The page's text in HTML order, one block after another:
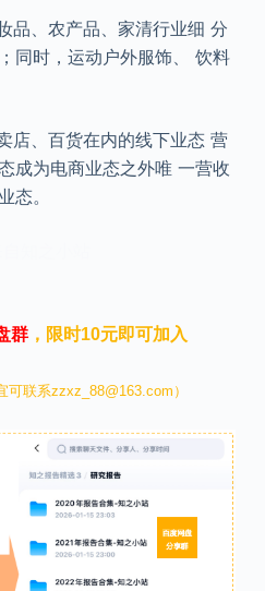
品、农产品、家清行业细 分
同时，运动户外服饰、 饮料
店、百货在内的线下业态 营
成为电商业态之外唯 一营收
态。
群，限时10元即可加入
可联系zzxz_88@163.com）